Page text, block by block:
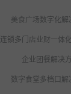
美食广场数字化解
连锁多门店业财一体
企业团餐解决
数字食堂多档口解